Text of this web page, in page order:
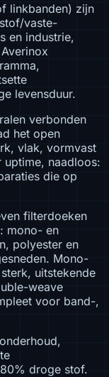
linkbanden) zijn
vaste-
en industrie,
levensduur.
verbonden
het open
vlak, vormvast
naadloos:
die op
filterdoeken
mono- en
polyester en
Mono-
uitstekende
weave
voor band-,
droge stof.